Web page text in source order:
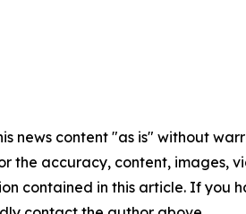
news content "as is" without
the accuracy, content, images,
contained in this article. If you